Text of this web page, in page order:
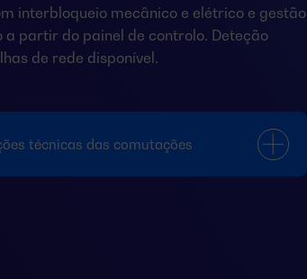
interbloqueio mecânico e elétrico e gestão
a partir do painel de controlo. Deteção
de rede disponível.
técnicas das comutações